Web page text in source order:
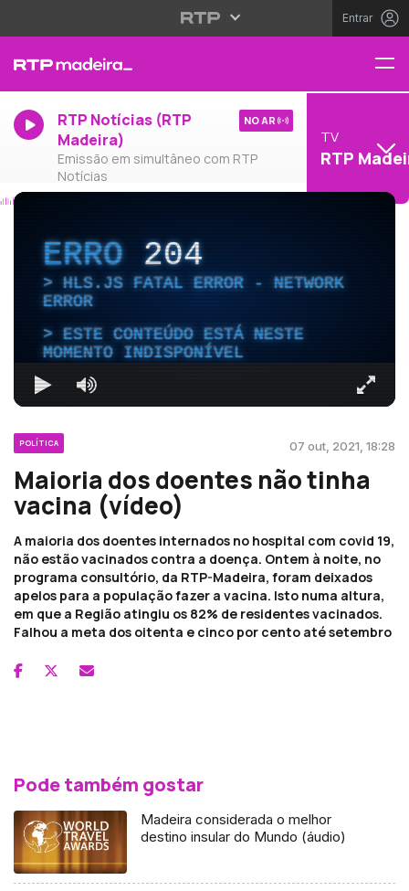
Entrar
RTP Notícias (RTP
Madeira)
Emissão em simultâneo com RTP
Notícias
NO AR
TV
RTP
ERRO204
HLS.JS FATAL ERROR - NETWORK
ERROR
ESTE CONTEÚDO ESTÁ NESTE
MOMENTO INDISPONÍVEL
POLÍTICA 07 out, 2021, 18:28
Maioria dos doentes não tinha
vacina (vídeo)
A maioria dos doentes internados no hospital com covid 19,
não estão vacinados contra a doença. Ontem à noite, no
programa consultório, da RTP-Madeira, foram deixados
apelos para a população fazer a vacina. Isto numa altura,
em que a Região atingiu os 82% de residentes vacinados.
Falhou a meta dos oitenta e cinco por cento até setembro
Pode também gostar
Madeira considerada o melhor
destino insular do Mundo (áudio)